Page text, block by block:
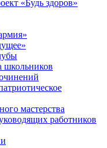
«Будь здоров»
школьников
мастерства
работников